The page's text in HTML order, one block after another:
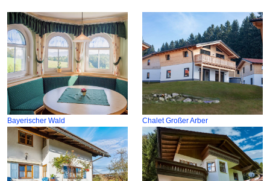
Bayerischer Wald Chalet Großer Arber